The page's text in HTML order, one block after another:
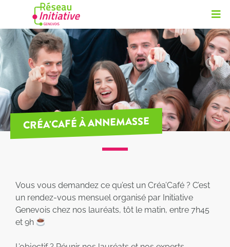
CRÉA'CAFÉ À ANNEMASSE
Vous vous demandez ce qu’est un Créa’Café ? C’est
un rendez-vous mensuel organisé par Initiative
Genevois chez nos lauréats, tôt le matin, entre 7h45
et 9h